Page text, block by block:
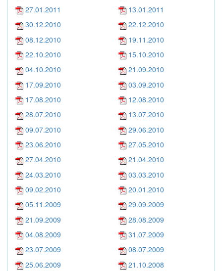
27.01.2011
13.01.2011
30.12.2010
22.12.2010
08.12.2010
19.11.2010
22.10.2010
15.10.2010
04.10.2010
21.09.2010
17.09.2010
03.09.2010
17.08.2010
12.08.2010
28.07.2010
13.07.2010
09.07.2010
29.06.2010
23.06.2010
27.05.2010
27.04.2010
21.04.2010
24.03.2010
03.03.2010
09.02.2010
20.01.2010
05.11.2009
29.09.2009
21.09.2009
28.08.2009
04.08.2009
31.07.2009
23.07.2009
08.07.2009
25.06.2009
21.10.2008